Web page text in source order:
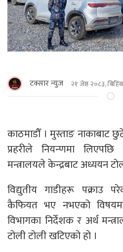
टक्सार न्युज २१ जेष्ठ २०८३,
काठमाडौँ । मुस्ताङ नाकाबाट
प्रहरीले नियन्णमा
मन्त्रालयले केन्द्रबाट अध्ययन
विद्युतीय गाडीहरू पक्राउ
कैफियत भए नभएको
विभागका निर्देशक र अर्थ
टोली टोली खटिएको हो ।